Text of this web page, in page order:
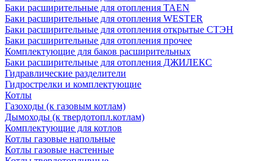
Баки расширительные для отопления TAEN
Баки расширительные для отопления WESTER
Баки расширительные для отопления открытые СТЭН
Баки расширительные для отопления прочее
Комплектующие для баков расширительных
Баки расширительные для отопления ДЖИЛЕКС
Гидравлические разделители
Гидрострелки и комплектующие
Котлы
Газоходы (к газовым котлам)
Дымоходы (к твердотопл.котлам)
Комплектующие для котлов
Котлы газовые напольные
Котлы газовые настенные